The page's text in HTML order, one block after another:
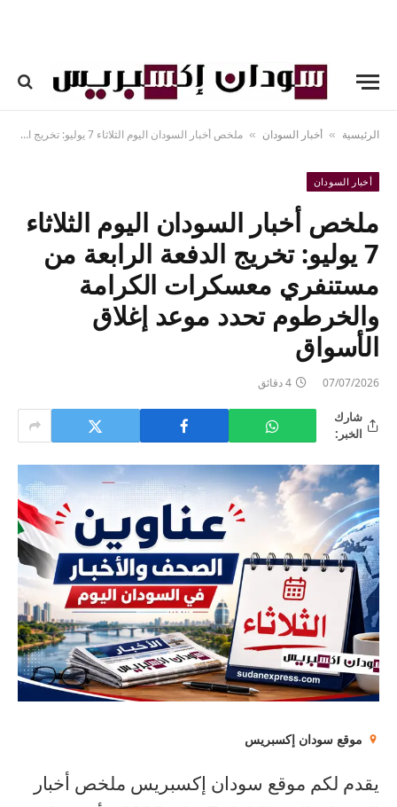
الرئيسية » أخبار السودان » ملخص أخبار السودان اليوم الثلاثاء 7 يوليو: تخريج الدفعة الرابعة من مستنفري معسكرات الكرامة والخرطوم تحدد موعد إغلاق الأسواق
أخبار السودان
ملخص أخبار السودان اليوم الثلاثاء
7 يوليو: تخريج الدفعة الرابعة من
مستنفري معسكرات الكرامة
والخرطوم تحدد موعد إغلاق
الأسواق
07/07/2026 4 دقائق
شارك
الخبر:
موقع سودان إكسبريس
يقدم لكم موقع سودان إكسبريس ملخص أخبار